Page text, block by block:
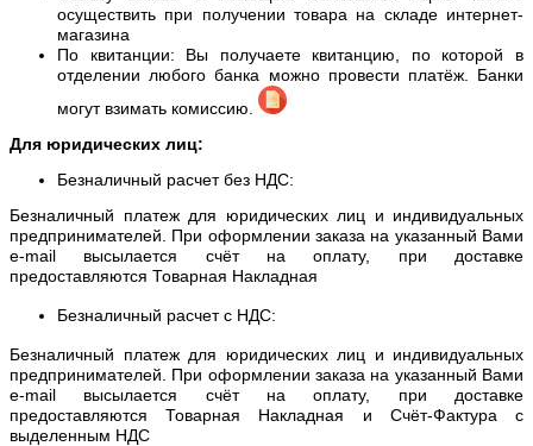
осуществить при получении товара на складе интернет-
магазина
По квитанции: Вы получаете квитанцию, по которой в
отделении любого банка можно провести платёж. Банки
могут взимать комиссию.
Для юридических лиц:
Безналичный расчет без НДС:
Безналичный платеж для юридических лиц и индивидуальных
предпринимателей. При оформлении заказа на указанный Вами
e-mail высылается счёт на оплату, при доставке
предоставляются Товарная Накладная
Безналичный расчет с НДС:
Безналичный платеж для юридических лиц и индивидуальных
предпринимателей. При оформлении заказа на указанный Вами
e-mail высылается счёт на оплату, при доставке
предоставляются Товарная Накладная и Счёт-Фактура с
выделенным НДС